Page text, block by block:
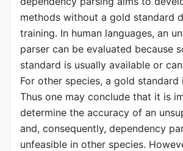
methods without a gold standard
training. In human languages, an
parser can be evaluated because
standard is usually available or
For other species, a gold standard
Thus one may conclude that it is
determine the accuracy of an
and, consequently, dependency
unfeasible in other species.